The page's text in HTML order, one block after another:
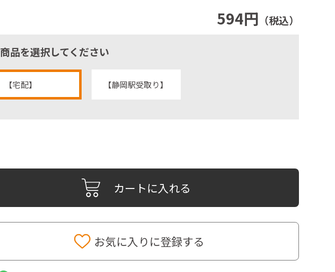
594円 （税込）
商品を選択してください
【宅配】 【静岡駅受取り】
カートに入れる
お気に入りに登録する